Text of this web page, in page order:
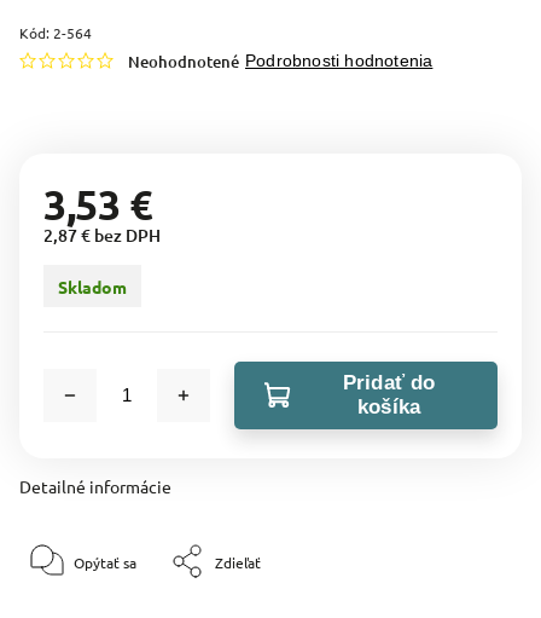
Kód: 2-564
Neohodnotené Podrobnosti hodnotenia
3,53 €
2,87 € bez DPH
Skladom
Pridať do
košíka
Detailné informácie
Opýtať sa Zdieľať